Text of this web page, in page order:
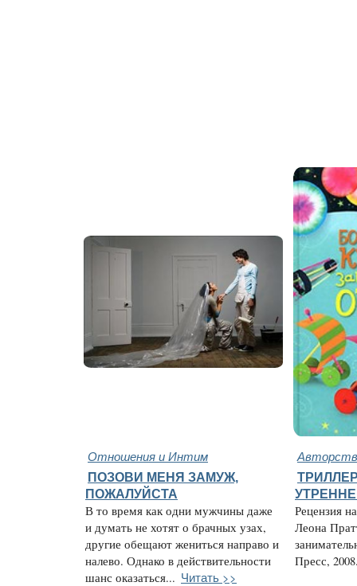
Отношения и Интим
ПОЗОВИ МЕНЯ ЗАМУЖ,
ПОЖАЛУЙСТА
В то время как одни мужчины даже
и думать не хотят о брачных узах,
другие обещают жениться направо и
налево. Однако в действительности
шанс оказаться... Читать >>
Рецензия
Леона
Пресс,